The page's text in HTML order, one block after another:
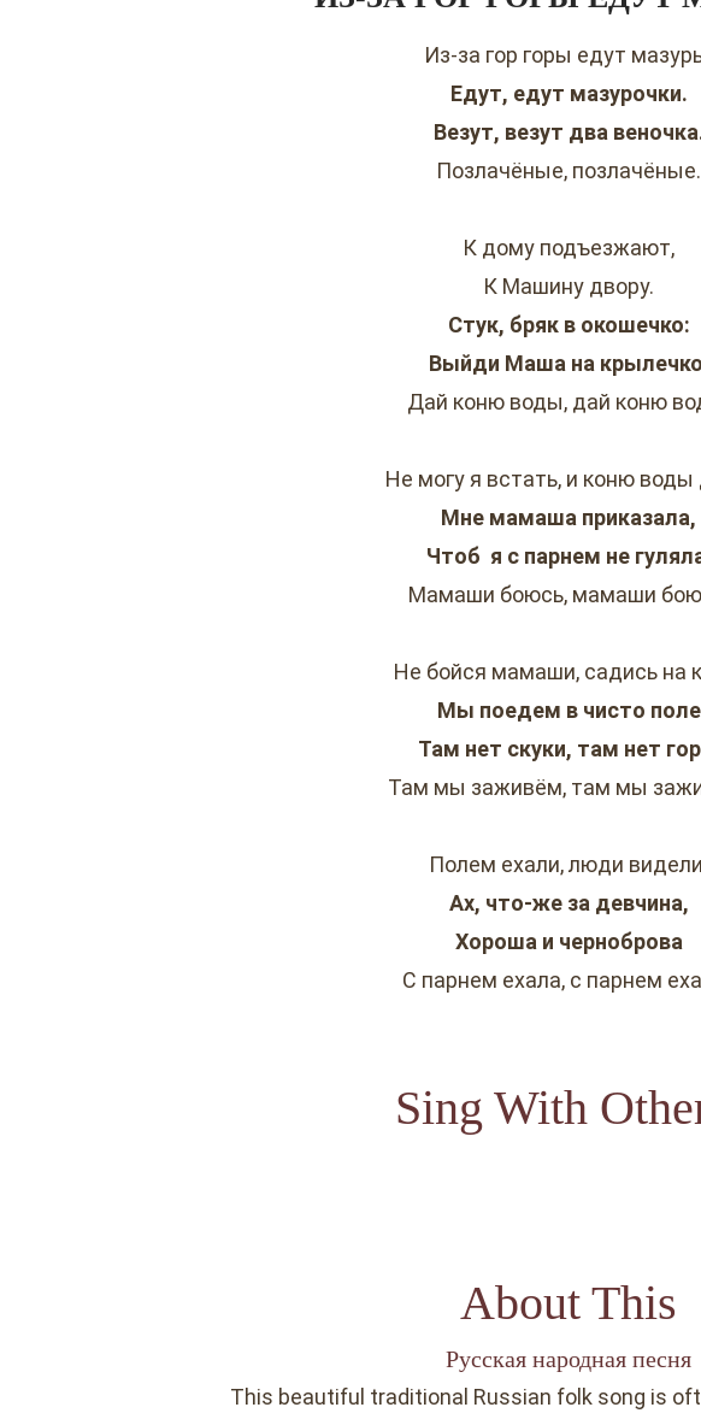
Из-за гор горы едут
Едут, едут мазурочки.
Везут, везут два
Позлачёные, позлачёные.
К дому подъезжают,
К Машину двору.
Стук, бряк в окошечко:
Выйди Маша на
Дай коню воды, дай коню
Не могу я встать, и коню воды
Мне мамаша приказала,
Чтоб я с парнем не
Мамаши боюсь, мамаши
Не бойся мамаши, садись на
Мы поедем в чисто поле
Там нет скуки, там нет
Там мы заживём, там мы
Полем ехали, люди
Ах, что-же за девчина,
Хороша и черноброва
С парнем ехала, с парнем
Sing With
About This
Русская народная песня
This beautiful traditional Russian folk song is